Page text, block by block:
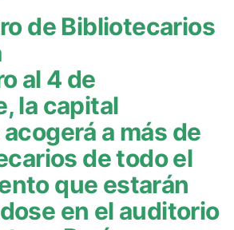
de Bibliotecarios
al 4 de
la capital
a más de
de todo el
que estarán
en el auditorio